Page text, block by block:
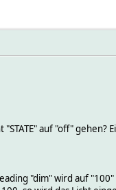
auf "off"
"dim" wird auf